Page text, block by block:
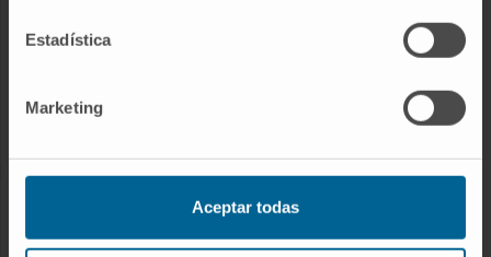
Estadística
Marketing
Aceptar todas
Our Researchers